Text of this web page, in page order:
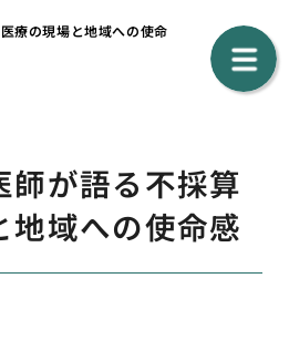
療の現場と地域への使命
師が語る不採算
地域への使命感